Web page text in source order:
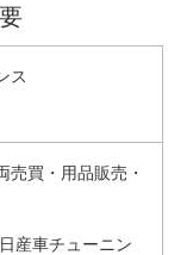
ス
売買・用品販売・
産車チューニン